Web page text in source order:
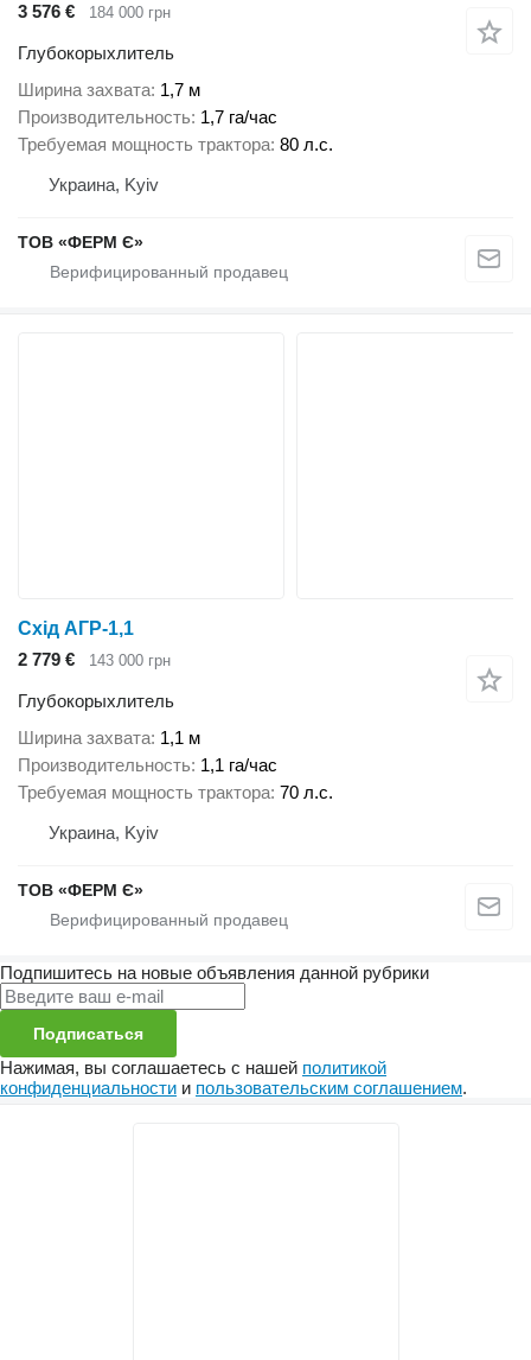
3 576 €
184 000 грн
Глубокорыхлитель
Ширина захвата 1,7 м
Производительность 1,7 га/час
Требуемая мощность трактора 80 л.с.
Украина, Kyiv
ТОВ «ФЕРМ Є»
Схід АГР-1,1
2 779 €
143 000 грн
Глубокорыхлитель
Ширина захвата 1,1 м
Производительность 1,1 га/час
Требуемая мощность трактора 70 л.с.
Украина, Kyiv
ТОВ «ФЕРМ Є»
Подпишитесь на новые объявления данной рубрики
Подписаться
Нажимая, вы соглашаетесь с нашей политикой
конфиденциальности и пользовательским соглашением.